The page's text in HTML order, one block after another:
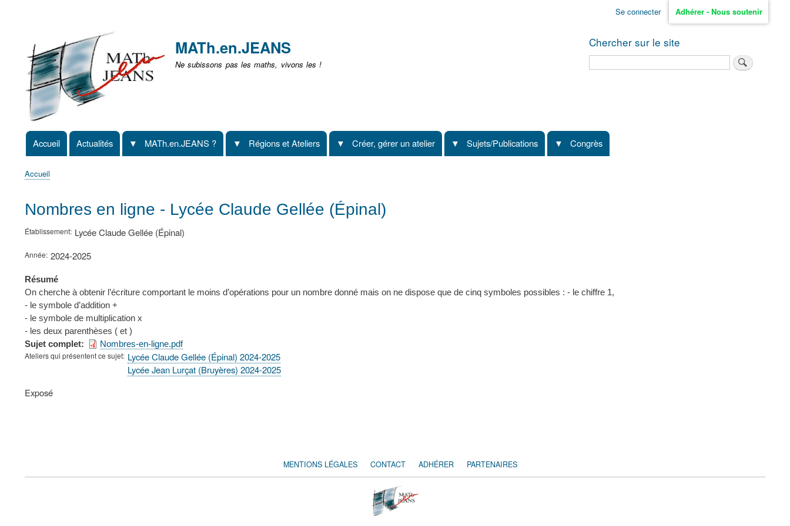
non
identifié
Se connecter Adhérer - Nous soutenir
MATh.en.JEANS
Ne subissons pas les maths, vivons les !
Chercher sur le site
Navigation
principale
Accueil Actualités MATh.en.JEANS ? Régions et Ateliers Créer, gérer un atelier Sujets/Publications Congrès
d'Ariane
Accueil
Nombres en ligne - Lycée Claude Gellée (Épinal)
Établissement Lycée Claude Gellée (Épinal)
Année 2024-2025
Résumé
On cherche à obtenir l’écriture comportant le moins d’opérations pour un nombre donné mais on ne dispose que de cinq symboles possibles : - le chiffre 1,
- le symbole d’addition +
- le symbole de multiplication x
- les deux parenthèses ( et )
Sujet complet
Nombres-en-ligne.pdf
Ateliers qui présentent ce sujet Lycée Claude Gellée (Épinal) 2024-2025
Lycée Jean Lurçat (Bruyères) 2024-2025
Type
Exposé
FOOTER
MENTIONS LÉGALES CONTACT ADHÉRER PARTENAIRES